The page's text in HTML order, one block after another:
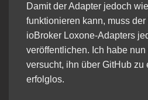
Damit der Adapter jedoch
funktionieren kann, muss
ioBroker Loxone-Adapters
veröffentlichen. Ich habe
versucht, ihn über GitHub zu
erfolglos.